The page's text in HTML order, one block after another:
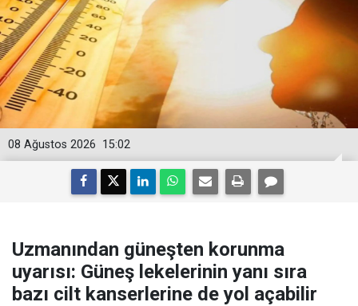
15:02
08 Ağustos 2026
Uzmanından güneşten korunma
uyarısı: Güneş lekelerinin yanı sıra
bazı cilt kanserlerine de yol açabilir